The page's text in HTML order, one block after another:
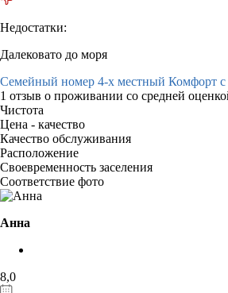
Недостатки:
Далековато до моря
Семейный номер 4-х местный Комфорт с
1 отзыв о проживании со средней
Чистота
Цена - качество
Качество обслуживания
Расположение
Своевременность заселения
Соответствие фото
Анна
8,0